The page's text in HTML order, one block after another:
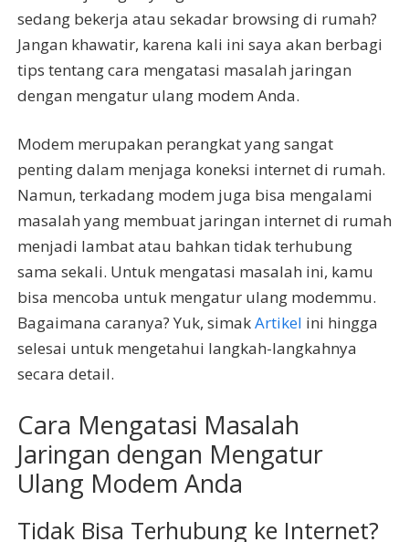
sedang bekerja atau sekadar browsing di rumah?
Jangan khawatir, karena kali ini saya akan berbagi
tips tentang cara mengatasi masalah jaringan
dengan mengatur ulang modem Anda.
Modem merupakan perangkat yang sangat
penting dalam menjaga koneksi internet di rumah.
Namun, terkadang modem juga bisa mengalami
masalah yang membuat jaringan internet di rumah
menjadi lambat atau bahkan tidak terhubung
sama sekali. Untuk mengatasi masalah ini, kamu
bisa mencoba untuk mengatur ulang modemmu.
Bagaimana caranya? Yuk, simakArtikel ini hingga
selesai untuk mengetahui langkah-langkahnya
secara detail.
Cara Mengatasi Masalah
Jaringan dengan Mengatur
Ulang Modem Anda
Tidak Bisa Terhubung ke Internet?